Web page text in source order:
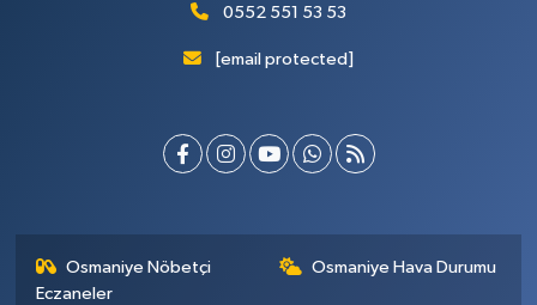
0552 551 53 53
[email protected]
Osmaniye Nöbetçi
Eczaneler
Osmaniye Hava Durumu